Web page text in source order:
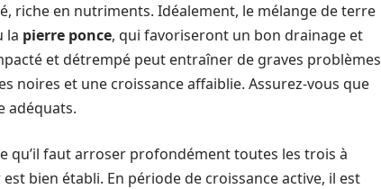
riche en nutriments. Idéalement, le mélange de terre
la pierre ponce, qui favoriseront un bon drainage et
et détrempé peut entraîner de graves problèmes
noires et une croissance affaiblie. Assurez-vous que
adéquats.
qu’il faut arroser profondément toutes les trois à
bien établi. En période de croissance active, il est